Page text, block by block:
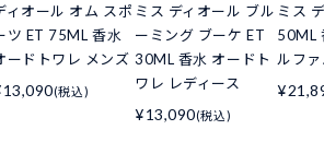
ィオール オム スポ
ツ ET 75ML 香水
ードトワレ メンズ
(税込)
ミス ディオール ブル
ーミング ブーケ ET
30ML 香水 オードト
ワレ レディース
¥13,090(税込)
ミス
50ML
ルフ